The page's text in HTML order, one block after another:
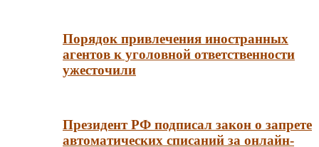
Порядок привлечения иностранных
агентов к уголовной ответственности
ужесточили
Президент РФ подписал закон о запрете
автоматических списаний за онлайн-